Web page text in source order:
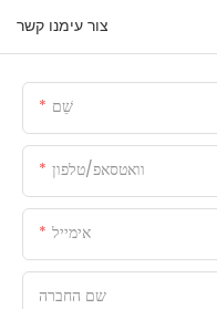
צור עימנו קשר
שֵׁם
וואטסאפ/טלפון
אימייל
שם החברה